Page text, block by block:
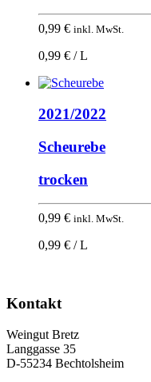
0,99 € inkl. MwSt.
0,99 € / L
2021/2022
Scheurebe
trocken
0,99 € inkl. MwSt.
0,99 € / L
Kontakt
Weingut Bretz
Langgasse 35
D-55234 Bechtolsheim